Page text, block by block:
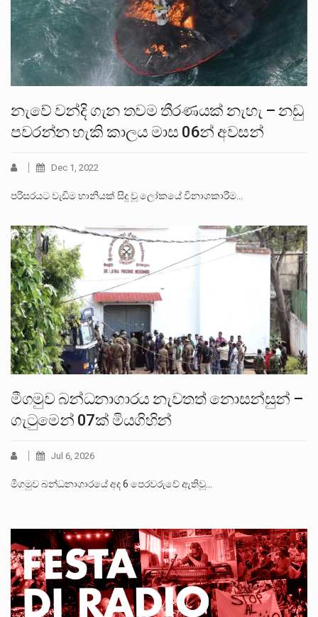
නැවේ වන්දි ගැන තවම තීරණයක් නැහැ – නඩු
පවරන්න හැකි කාලය මාස 06න් අවසන්
Dec 1, 2022
පරිසරයට වැඩිම හානියක් සිදු වූ ලෝකයේ විනාශකාරීම…
මීගමුව බන්ධනාගාරය නැවතත් නොසන්සුන් –
ගැටුමෙන් 07ක් මියගිහින්
Jul 6, 2026
මීගමුව බන්ධනාගාරයේ අද 6 පෙරවරුවේ ඇතිවූ…